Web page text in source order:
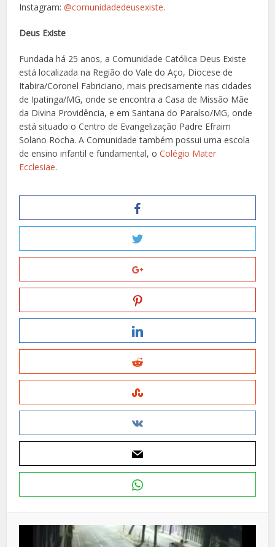
Instagram:@comunidadedeusexiste.
Deus Existe
Fundada há 25 anos, a Comunidade Católica Deus Existe
está localizada na Região do Vale do Aço, Diocese de
Itabira/Coronel Fabriciano, mais precisamente nas cidades
de Ipatinga/MG, onde se encontra a Casa de Missão Mãe
da Divina Providência, e em Santana do Paraíso/MG, onde
está situado o Centro de Evangelização Padre Efraim
Solano Rocha. A Comunidade também possui uma escola
de ensino infantil e fundamental, oColégio Mater
Ecclesiae.